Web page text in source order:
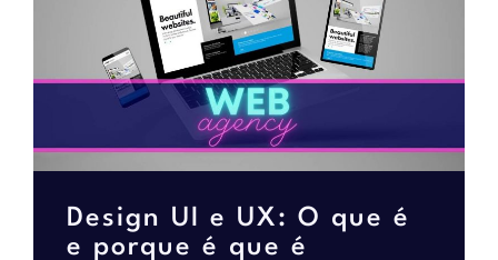
Design UI e UX: O que é
e porque é que é